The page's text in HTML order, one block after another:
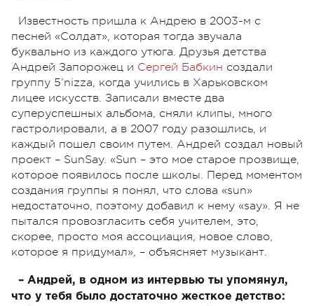
Известность пришла к Андрею в 2003-м с
песней «Солдат», которая тогда звучала
буквально из каждого утюга. Друзья детства
Андрей Запорожец и Сергей Бабкин создали
группу 5’nizza, когда учились в Харьковском
лицее искусств. Записали вместе два
суперуспешных альбома, сняли клипы, много
гастролировали, а в 2007 году разошлись, и
каждый пошел своим путем. Андрей создал новый
проект – SunSay. «Sun – это мое старое прозвище,
которое появилось после школы. Перед моментом
создания группы я понял, что слова «sun»
недостаточно, поэтому добавил к нему «say». Я не
пытался провозгласить себя учителем, это,
скорее, просто моя ассоциация, новое слово,
которое я придумал», – объясняет музыкант.
– Андрей, в одном из интервью ты упомянул,
что у тебя было достаточно жесткое детство: